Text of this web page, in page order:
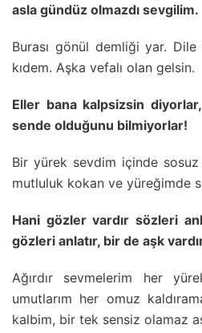
asla gündüz olmazdı sevgilim.
Burası gönül demliği yar.
kıdem. Aşka vefalı olan gelsin.
Eller bana kalpsizsin
sende olduğunu bilmiyorlar!
Bir yürek sevdim içinde
mutluluk kokan ve yüreğimde
Hani gözler vardır sözleri
gözleri anlatır, bir de aşk
Ağırdır sevmelerim her
umutlarım her omuz
kalbim, bir tek sensiz olamaz